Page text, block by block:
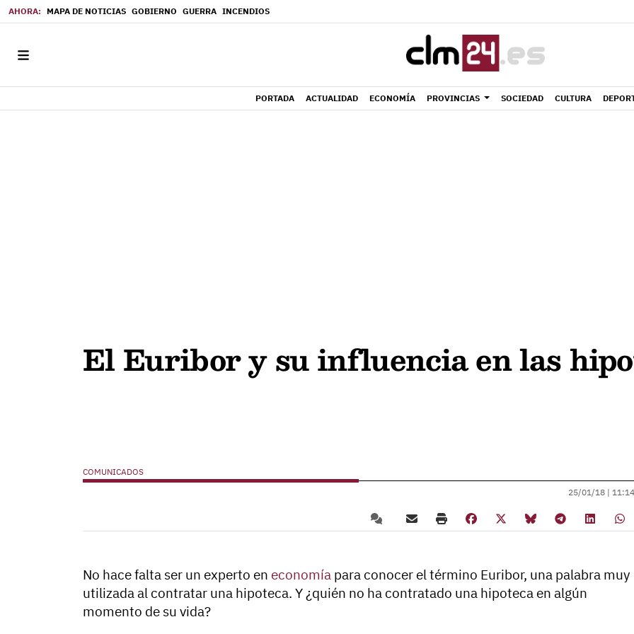
MAPA DE NOTICIAS GOBIERNO GUERRA INCENDIOS
PORTADA ACTUALIDAD ECONOMÍA PROVINCIAS SOCIEDAD CULTURA
El Euribor y su influencia en las
COMUNICADOS
25/01/18 | 11:14
No hace falta ser un experto en economía para conocer el término Euribor, una palabra muy
utilizada al contratar una hipoteca. Y ¿quién no ha contratado una hipoteca en algún
momento de su vida?